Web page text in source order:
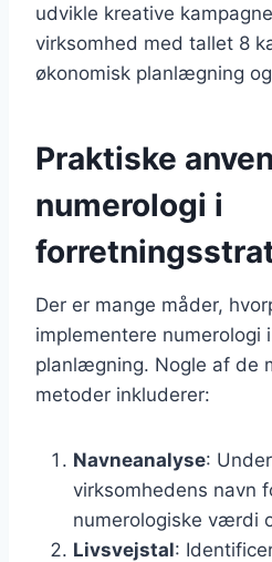
udvikle kreative
virksomhed med tallet 8
økonomisk planlægning
Praktiske
numerologi i
Der er mange måder,
implementere numerologi
planlægning. Nogle af de
metoder inkluderer:
Navneanalyse:
virksomhedens navn
numerologiske værdi
Livsvejstal: